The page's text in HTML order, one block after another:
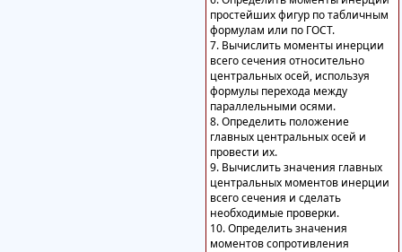
простейших фигур по табличным
формулам или по ГОСТ.
7. Вычислить моменты инерции
всего сечения относительно
центральных осей, используя
формулы перехода между
параллельными осями.
8. Определить положение
главных центральных осей и
провести их.
9. Вычислить значения главных
центральных моментов инерции
всего сечения и сделать
необходимые проверки.
10. Определить значения
моментов сопротивления